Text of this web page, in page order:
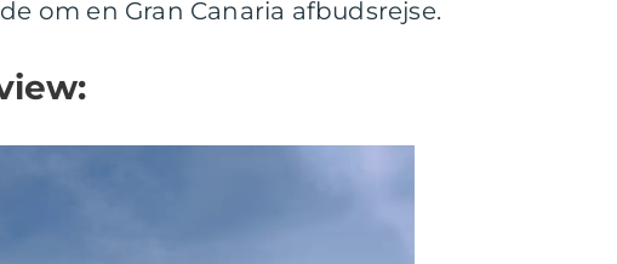
om en Gran Canaria afbudsrejse.